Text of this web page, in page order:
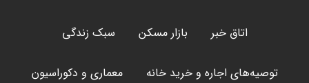
اتاق خبر بازار مسکن سبک زندگی
توصیه‌های اجاره و خرید خانه معماری و دکوراسیون